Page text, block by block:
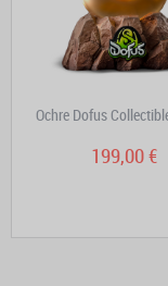
Ochre Dofus
199,00 €